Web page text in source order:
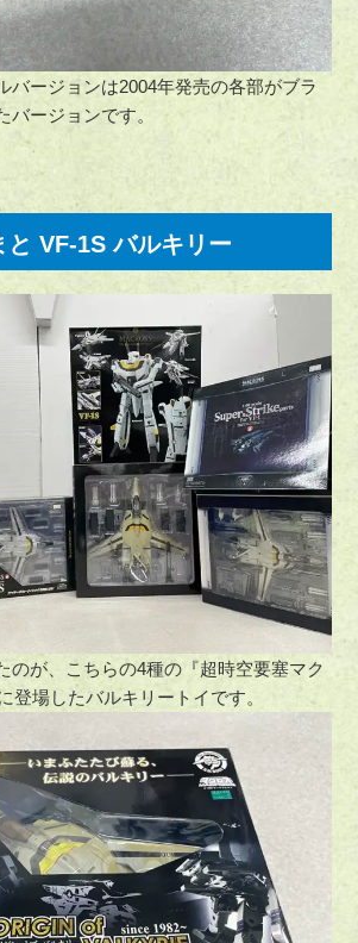
バージョンは2004年発売の各部がブラ
バージョンです。
と VF-1S バルキリー
のが、こちらの4種の『超時空要塞マク
登場したバルキリートイです。